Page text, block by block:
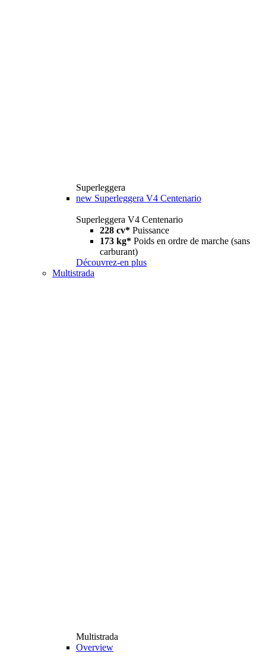
Superleggera
new Superleggera V4 Centenario
Superleggera V4 Centenario
228 cv* Puissance
173 kg* Poids en ordre de marche (sans
carburant)
Découvrez-en plus
Multistrada
Multistrada
Overview